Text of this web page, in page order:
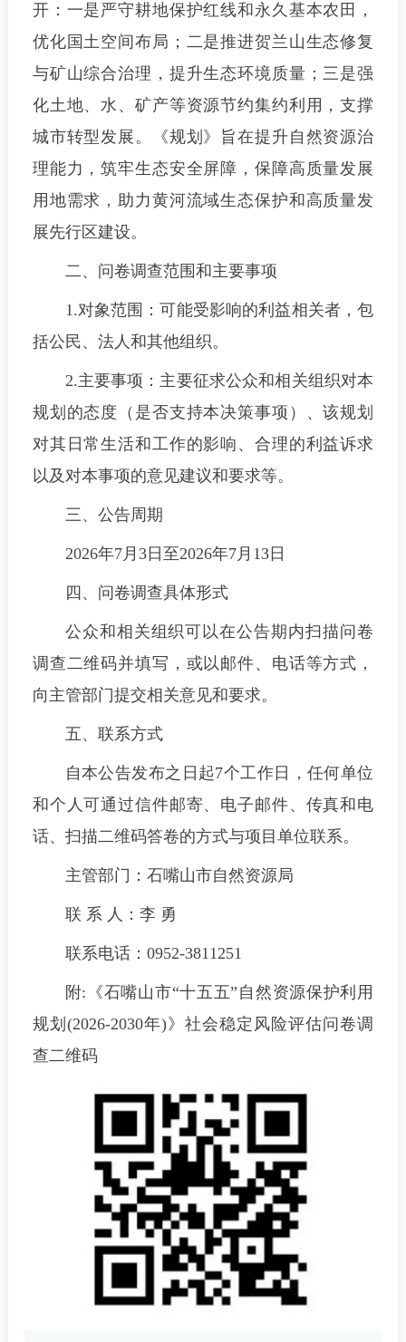
开：一是严守耕地保护红线和永久基本农田，
优化国土空间布局；二是推进贺兰山生态修复
与矿山综合治理，提升生态环境质量；三是强
化土地、水、矿产等资源节约集约利用，支撑
城市转型发展。《规划》旨在提升自然资源治
理能力，筑牢生态安全屏障，保障高质量发展
用地需求，助力黄河流域生态保护和高质量发
展先行区建设。
二、问卷调查范围和主要事项
1.对象范围：可能受影响的利益相关者，包
括公民、法人和其他组织。
2.主要事项：主要征求公众和相关组织对本
规划的态度（是否支持本决策事项）、该规划
对其日常生活和工作的影响、合理的利益诉求
以及对本事项的意见建议和要求等。
三、公告周期
2026年7月3日至2026年7月13日
四、问卷调查具体形式
公众和相关组织可以在公告期内扫描问卷
调查二维码并填写，或以邮件、电话等方式，
向主管部门提交相关意见和要求。
五、联系方式
自本公告发布之日起7个工作日，任何单位
和个人可通过信件邮寄、电子邮件、传真和电
话、扫描二维码答卷的方式与项目单位联系。
主管部门：石嘴山市自然资源局
联 系 人：李 勇
联系电话：0952-3811251
附:《石嘴山市“十五五”自然资源保护利用
规划(2026-2030年)》社会稳定风险评估问卷调
查二维码